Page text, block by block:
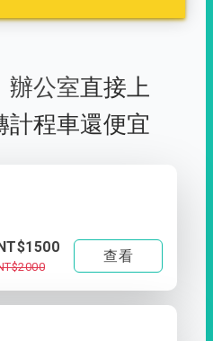
辦公室直接上
計程車還便宜
查看